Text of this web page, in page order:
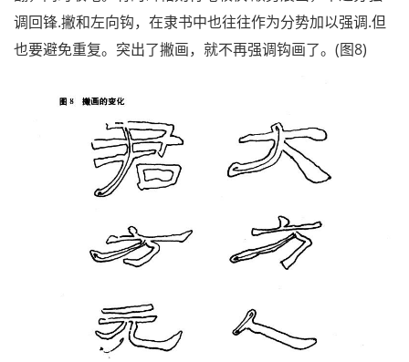
调回锋.撇和左向钩，在隶书中也往往作为分势加以强调.但
也要避免重复。突出了撇画，就不再强调钩画了。(图8)